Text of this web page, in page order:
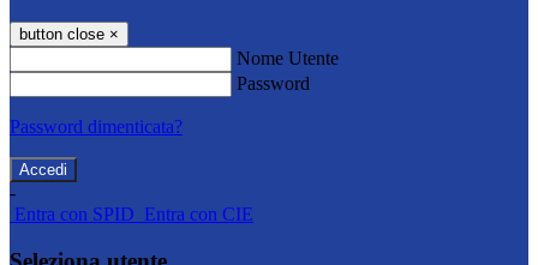
button close ×
Nome Utente
Password
Password dimenticata?
-
Entra con SPID Entra con CIE